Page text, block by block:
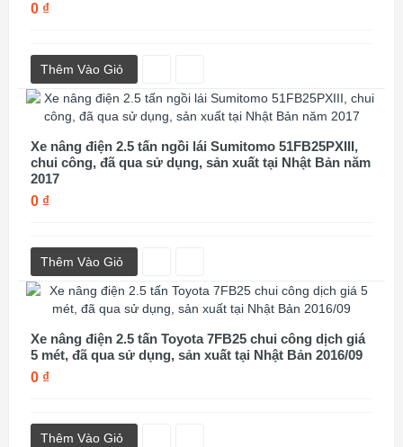
0 ₫
Thêm Vào Giỏ
Xe nâng điện 2.5 tấn ngồi lái Sumitomo 51FB25PXIII,
chui công, đã qua sử dụng, sản xuất tại Nhật Bản năm
2017
0 ₫
Thêm Vào Giỏ
Xe nâng điện 2.5 tấn Toyota 7FB25 chui công dịch giá
5 mét, đã qua sử dụng, sản xuất tại Nhật Bản 2016/09
0 ₫
Thêm Vào Giỏ